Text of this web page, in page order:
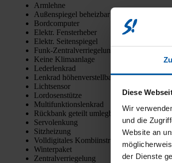
Diese
Wir
und die
Website an
der Dienste
Arm­leh­ne
Außen­spie­gel beheiz­bar
Bord­com­pu­ter
Elektr. Fens­ter­he­ber
Elektr. Sei­ten­spie­gel
Funk-Zen­tral­ver­rie­ge­lung
Kei­ne Kli­ma­an­la­ge
Leder­lenk­rad
Lenk­rad höhen­ver­stell­bar
Licht­sen­sor
Lor­do­sen­stüt­ze
Mul­ti­funk­ti­ons­lenk­rad
Rück­bank geteilt umleg­bar
Ser­vo­len­kung
Sitz­hei­zung
Voll­di­gi­ta­les Kom­bi­in­stru­ment
Win­ter­pa­ket
Zen­tral­ver­rie­ge­lung